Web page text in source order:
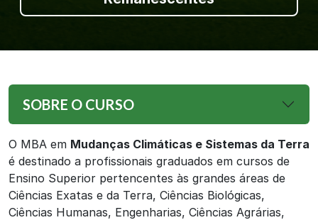
SOBRE O CURSO
O MBA em Mudanças Climáticas e Sistemas da Terra
é destinado a profissionais graduados em cursos de
Ensino Superior pertencentes às grandes áreas de
Ciências Exatas e da Terra, Ciências Biológicas,
Ciências Humanas, Engenharias, Ciências Agrárias,